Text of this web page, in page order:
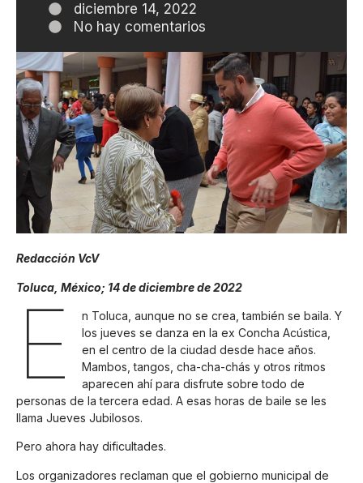
diciembre 14, 2022
No hay comentarios
Redacción VcV
Toluca, México; 14 de diciembre de 2022
E
n Toluca, aunque no se crea, también se baila. Y
los jueves se danza en la ex Concha Acústica,
en el centro de la ciudad desde hace años.
Mambos, tangos, cha-cha-chás y otros ritmos
aparecen ahí para disfrute sobre todo de
personas de la tercera edad. A esas horas de baile se les
llama Jueves Jubilosos.
Pero ahora hay dificultades.
Los organizadores reclaman que el gobierno municipal de